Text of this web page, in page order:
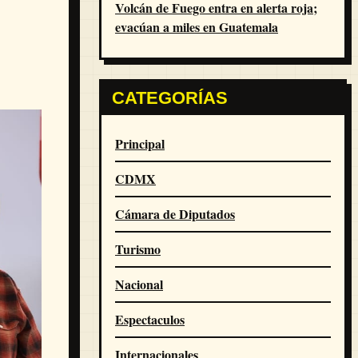
Volcán de Fuego entra en alerta roja;
evacúan a miles en Guatemala
CATEGORÍAS
Principal
CDMX
Cámara de Diputados
Turismo
Nacional
Espectaculos